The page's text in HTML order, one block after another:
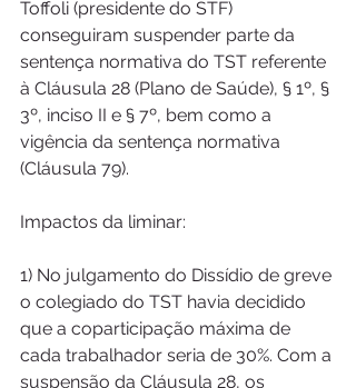
Toffoli (presidente do STF)
conseguiram suspender parte da
sentença normativa do TST referente
à Cláusula 28 (Plano de Saúde), § 1º, §
3º, inciso II e § 7º, bem como a
vigência da sentença normativa
(Cláusula 79).
Impactos da liminar:
1) No julgamento do Dissídio de greve
o colegiado do TST havia decidido
que a coparticipação máxima de
cada trabalhador seria de 30%. Com a
suspensão da Cláusula 28, os